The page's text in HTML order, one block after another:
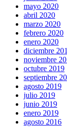
mayo 2020
abril 2020
marzo 2020
febrero 2020
enero 2020
diciembre
noviembre
octubre 2019
septiembre
agosto 2019
julio 2019
junio 2019
enero 2019
agosto 2016